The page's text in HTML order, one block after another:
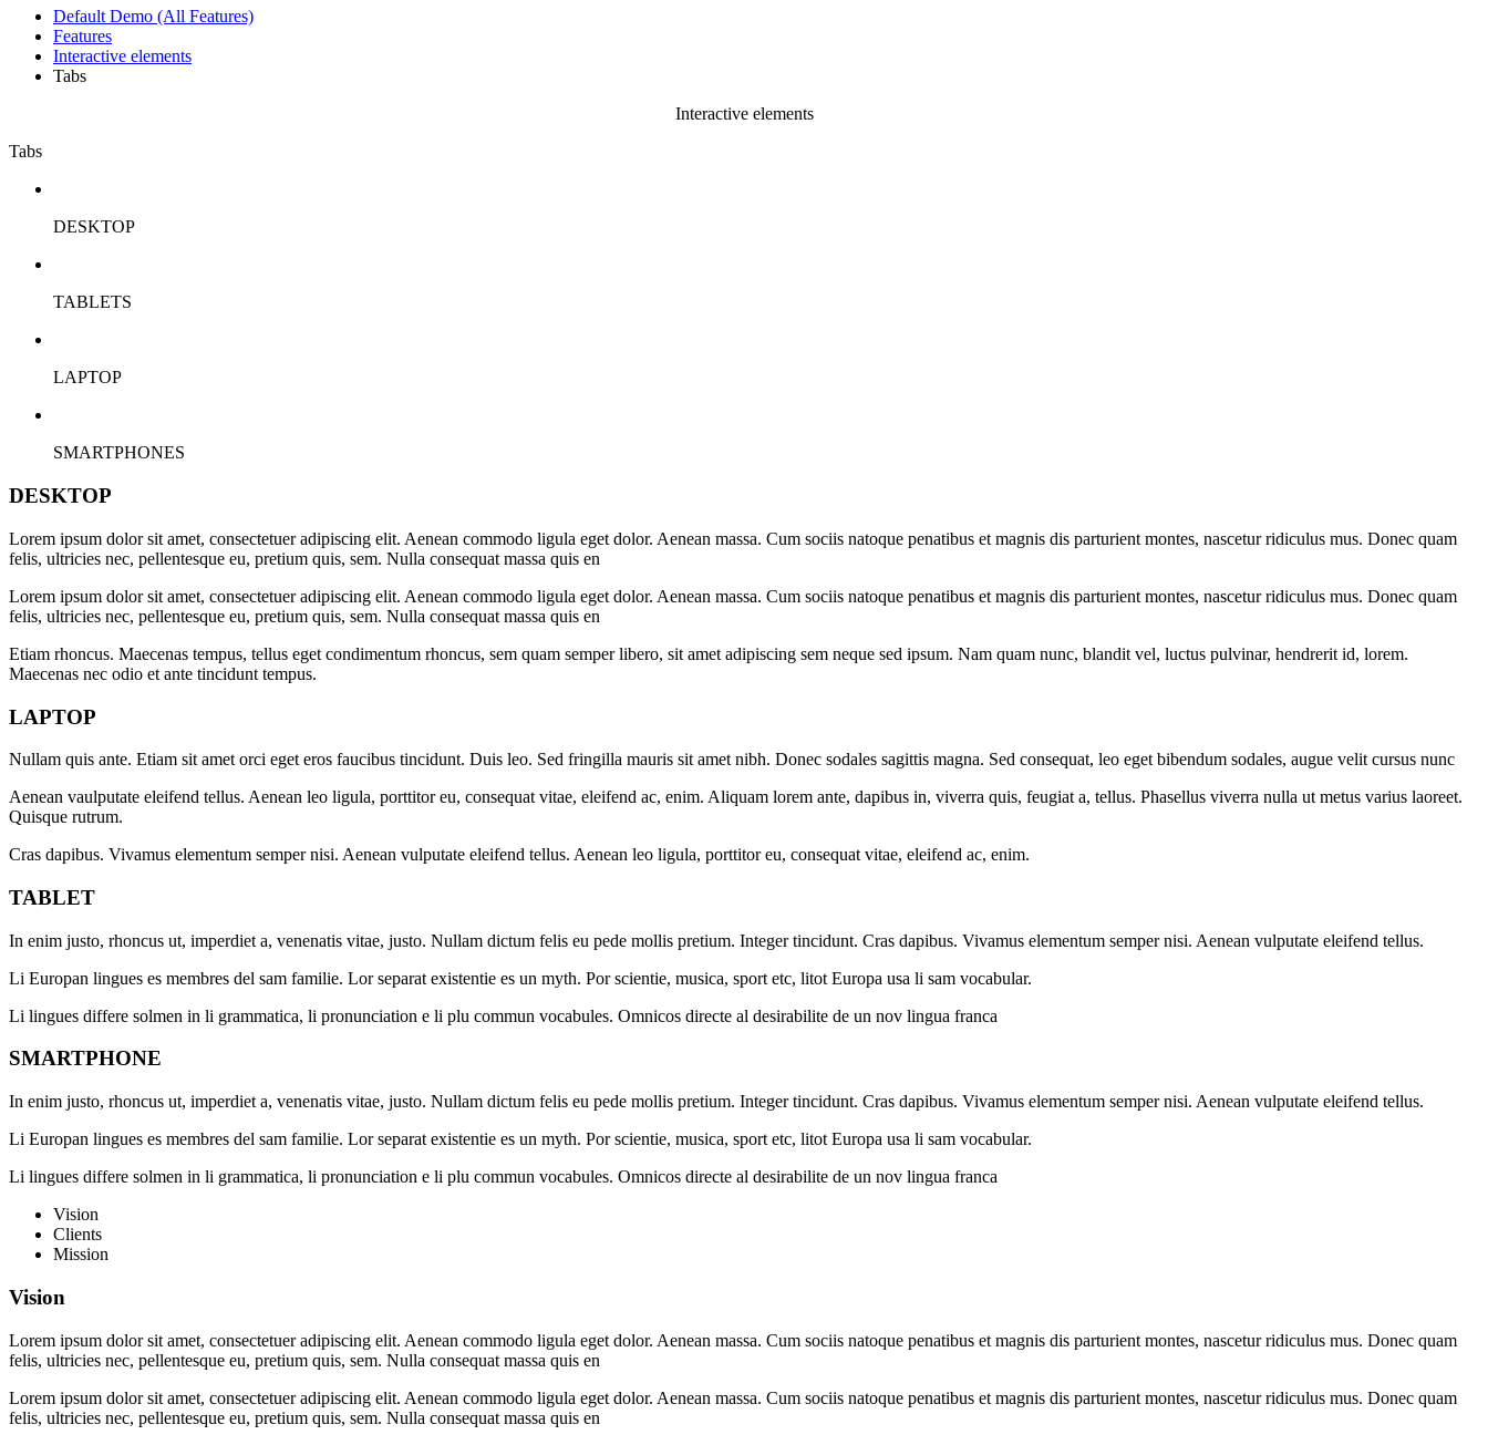
Default Demo (All Features)
Features
Interactive elements
Tabs
Interactive elements
Tabs
DESKTOP
TABLETS
LAPTOP
SMARTPHONES
DESKTOP
Lorem ipsum dolor sit amet, consectetuer adipiscing elit. Aenean commodo ligula eget dolor. Aenean massa. Cum sociis natoque penatibus et magnis dis parturient montes, nascetur ridiculus mus. Donec quam
felis, ultricies nec, pellentesque eu, pretium quis, sem. Nulla consequat massa quis en
Lorem ipsum dolor sit amet, consectetuer adipiscing elit. Aenean commodo ligula eget dolor. Aenean massa. Cum sociis natoque penatibus et magnis dis parturient montes, nascetur ridiculus mus. Donec quam
felis, ultricies nec, pellentesque eu, pretium quis, sem. Nulla consequat massa quis en
Etiam rhoncus. Maecenas tempus, tellus eget condimentum rhoncus, sem quam semper libero, sit amet adipiscing sem neque sed ipsum. Nam quam nunc, blandit vel, luctus pulvinar, hendrerit id, lorem.
Maecenas nec odio et ante tincidunt tempus.
LAPTOP
Nullam quis ante. Etiam sit amet orci eget eros faucibus tincidunt. Duis leo. Sed fringilla mauris sit amet nibh. Donec sodales sagittis magna. Sed consequat, leo eget bibendum sodales, augue velit cursus nunc
Aenean vaulputate eleifend tellus. Aenean leo ligula, porttitor eu, consequat vitae, eleifend ac, enim. Aliquam lorem ante, dapibus in, viverra quis, feugiat a, tellus. Phasellus viverra nulla ut metus varius laoreet.
Quisque rutrum.
Cras dapibus. Vivamus elementum semper nisi. Aenean vulputate eleifend tellus. Aenean leo ligula, porttitor eu, consequat vitae, eleifend ac, enim.
TABLET
In enim justo, rhoncus ut, imperdiet a, venenatis vitae, justo. Nullam dictum felis eu pede mollis pretium. Integer tincidunt. Cras dapibus. Vivamus elementum semper nisi. Aenean vulputate eleifend tellus.
Li Europan lingues es membres del sam familie. Lor separat existentie es un myth. Por scientie, musica, sport etc, litot Europa usa li sam vocabular.
Li lingues differe solmen in li grammatica, li pronunciation e li plu commun vocabules. Omnicos directe al desirabilite de un nov lingua franca
SMARTPHONE
In enim justo, rhoncus ut, imperdiet a, venenatis vitae, justo. Nullam dictum felis eu pede mollis pretium. Integer tincidunt. Cras dapibus. Vivamus elementum semper nisi. Aenean vulputate eleifend tellus.
Li Europan lingues es membres del sam familie. Lor separat existentie es un myth. Por scientie, musica, sport etc, litot Europa usa li sam vocabular.
Li lingues differe solmen in li grammatica, li pronunciation e li plu commun vocabules. Omnicos directe al desirabilite de un nov lingua franca
Vision
Clients
Mission
Vision
Lorem ipsum dolor sit amet, consectetuer adipiscing elit. Aenean commodo ligula eget dolor. Aenean massa. Cum sociis natoque penatibus et magnis dis parturient montes, nascetur ridiculus mus. Donec quam
felis, ultricies nec, pellentesque eu, pretium quis, sem. Nulla consequat massa quis en
Lorem ipsum dolor sit amet, consectetuer adipiscing elit. Aenean commodo ligula eget dolor. Aenean massa. Cum sociis natoque penatibus et magnis dis parturient montes, nascetur ridiculus mus. Donec quam
felis, ultricies nec, pellentesque eu, pretium quis, sem. Nulla consequat massa quis en